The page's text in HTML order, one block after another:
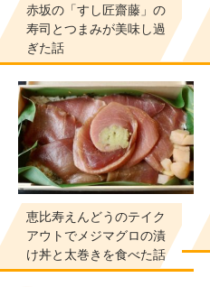
赤坂の「すし匠齋藤」の
寿司とつまみが美味し過
ぎた話
恵比寿えんどうのテイク
アウトでメジマグロの漬
け丼と太巻きを食べた話